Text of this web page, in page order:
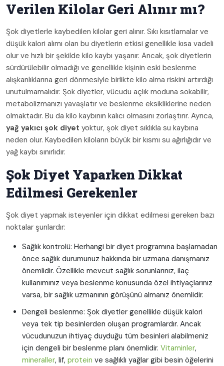
Verilen Kilolar Geri Alınır mı?
Şok diyetlerle kaybedilen kilolar geri alınır. Sıkı kısıtlamalar ve
düşük kalori alımı olan bu diyetlerin etkisi genellikle kısa vadeli
olur ve hızlı bir şekilde kilo kaybı yaşanır. Ancak, şok diyetlerin
sürdürülebilir olmadığı ve genellikle kişinin eski beslenme
alışkanlıklarına geri dönmesiyle birlikte kilo alma riskini artırdığı
unutulmamalıdır. Şok diyetler, vücudu açlık moduna sokabilir,
metabolizmanızı yavaşlatır ve beslenme eksikliklerine neden
olmaktadır. Bu da kilo kaybının kalıcı olmasını zorlaştırır. Ayrıca,
yağ yakıcı şok diyet yoktur, şok diyet sıklıkla su kaybına
neden olur. Kaybedilen kiloların büyük bir kısmı su ağırlığıdır ve
yağ kaybı sınırlıdır.
Şok Diyet Yaparken Dikkat
Edilmesi Gerekenler
Şok diyet yapmak isteyenler için dikkat edilmesi gereken bazı
noktalar şunlardır:
Sağlık kontrolü: Herhangi bir diyet programına başlamadan
önce sağlık durumunuz hakkında bir uzmana danışmanız
önemlidir. Özellikle mevcut sağlık sorunlarınız, ilaç
kullanımınız veya beslenme konusunda özel ihtiyaçlarınız
varsa, bir sağlık uzmanının görüşünü almanız önemlidir.
Dengeli beslenme: Şok diyetler genellikle düşük kalori
veya tek tip besinlerden oluşan programlardır. Ancak
vücudunuzun ihtiyaç duyduğu tüm besinleri alabilmeniz
için dengeli bir beslenme planı önemlidir. Vitaminler,
mineraller, lif, protein ve sağlıklı yağlar gibi besin öğelerini